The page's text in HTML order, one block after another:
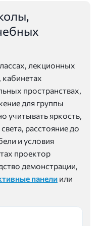
лекционных
кабинетах
пространствах,
для группы
учитывать яркость,
расстояние до
и условия
проектор
демонстрации,
панели или